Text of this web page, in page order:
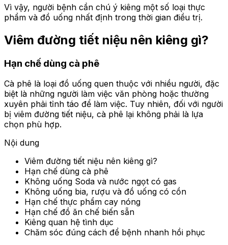
Vì vậy, người bệnh cần chú ý kiêng một số loại thực
phẩm và đồ uống nhất định trong thời gian điều trị.
Viêm đường tiết niệu nên kiêng gì?
Hạn chế dùng cà phê
Cà phê là loại đồ uống quen thuộc với nhiều người, đặc
biệt là những người làm việc văn phòng hoặc thường
xuyên phải tỉnh táo để làm việc. Tuy nhiên, đối với người
bị viêm đường tiết niệu, cà phê lại không phải là lựa
chọn phù hợp.
Nội dung
Viêm đường tiết niệu nên kiêng gì?
Hạn chế dùng cà phê
Không uống Soda và nước ngọt có gas
Không uống bia, rượu và đồ uống có cồn
Hạn chế thực phẩm cay nóng
Hạn chế đồ ăn chế biến sẵn
Kiêng quan hệ tình dục
Chăm sóc đúng cách để bệnh nhanh hồi phục